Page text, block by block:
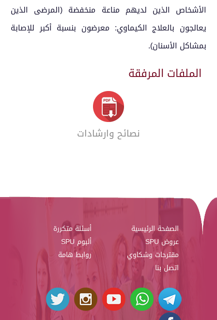
الأشخاص الذين لديهم مناعة منخفضة (المرضى الذين
يعالجون بالعلاج الكيماوي: معرضون بنسبة أكبر للإصابة
بمشاكل الأسنان).
الملفات المرفقة
نصائح وارشادات
الصفحة الرئيسية
أسئلة متكررة
عروض SPU
ألبوم SPU
مقترحات وشكاوي
روابط هامة
اتصل بنا